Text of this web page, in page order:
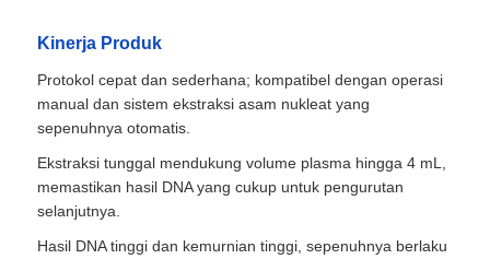
Kinerja Produk
Protokol cepat dan sederhana; kompatibel dengan operasi
manual dan sistem ekstraksi asam nukleat yang
sepenuhnya otomatis.
Ekstraksi tunggal mendukung volume plasma hingga 4 mL,
memastikan hasil DNA yang cukup untuk pengurutan
selanjutnya.
Hasil DNA tinggi dan kemurnian tinggi, sepenuhnya berlaku